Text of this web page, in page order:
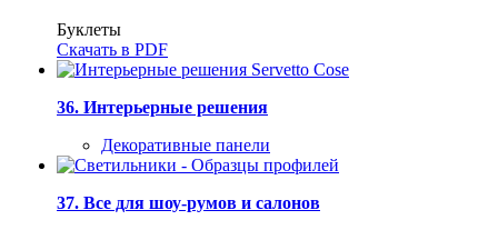
Буклеты
Скачать в PDF
36. Интерьерные решения
Декоративные панели
37. Все для шоу-румов и салонов